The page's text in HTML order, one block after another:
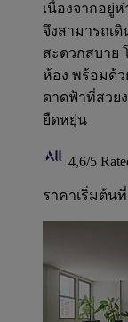
เนื่องจากอยู่ห่
จึงสามารถเ
สะดวกสบาย
ห้อง พร้อมด้
ดาดฟ้าที่สวย
ยืดหยุ่น
4,6/5
ราคาเริ่มต้น